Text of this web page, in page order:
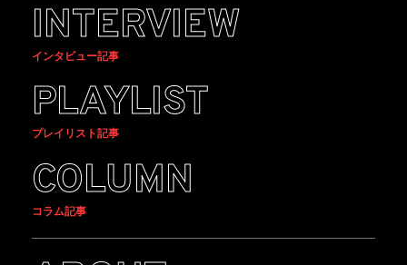
INTERVIEW
インタビュー記事
PLAYLIST
プレイリスト記事
COLUMN
コラム記事